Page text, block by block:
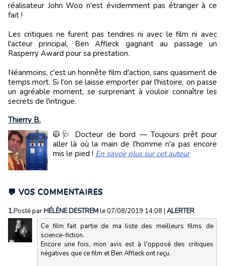
réalisateur John Woo n'est évidemment pas étranger à ce
fait !
Les critiques ne furent pas tendres ni avec le film ni avec
l'acteur principal, Ben Affleck gagnant au passage un
Rasperry Award pour sa prestation.
Néanmoins, c'est un honnête film d'action, sans quasiment de
temps mort. Si l'on se laisse emporter par l'histoire, on passe
un agréable moment, se surprenant à vouloir connaître les
secrets de l'intrigue.
Thierry B.
🧥🩺 Docteur de bord — Toujours prêt pour
aller là où la main de l'homme n'a pas encore
mis le pied ! En savoir plus sur cet auteur
💬 VOS COMMENTAIRES
1.Posté parHÉLÈNE DESTREMle 07/08/2019 14:08 | ALERTER
Ce film fait partie de ma liste des meilleurs films de
science-fiction.
Encore une fois, mon avis est à l'opposé des critiques
négatives que ce film et Ben Affleck ont reçu.